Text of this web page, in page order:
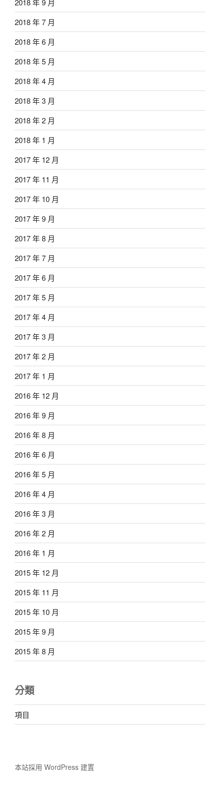
2018 年 9 月
2018 年 7 月
2018 年 6 月
2018 年 5 月
2018 年 4 月
2018 年 3 月
2018 年 2 月
2018 年 1 月
2017 年 12 月
2017 年 11 月
2017 年 10 月
2017 年 9 月
2017 年 8 月
2017 年 7 月
2017 年 6 月
2017 年 5 月
2017 年 4 月
2017 年 3 月
2017 年 2 月
2017 年 1 月
2016 年 12 月
2016 年 9 月
2016 年 8 月
2016 年 6 月
2016 年 5 月
2016 年 4 月
2016 年 3 月
2016 年 2 月
2016 年 1 月
2015 年 12 月
2015 年 11 月
2015 年 10 月
2015 年 9 月
2015 年 8 月
分類
項目
本站採用 WordPress 建置